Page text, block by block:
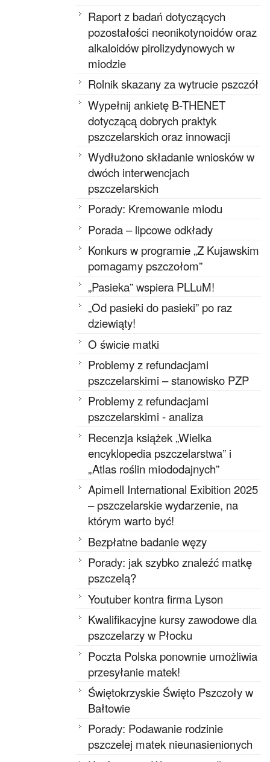
Raport z badań dotyczących
pozostałości neonikotynoidów oraz
alkaloidów pirolizydynowych w
miodzie
Rolnik skazany za wytrucie pszczół
Wypełnij ankietę B-THENET
dotyczącą dobrych praktyk
pszczelarskich oraz innowacji
Wydłużono składanie wniosków w
dwóch interwencjach
pszczelarskich
Porady: Kremowanie miodu
Porada – lipcowe odkłady
Konkurs w programie „Z Kujawskim
pomagamy pszczołom”
„Pasieka” wspiera PLLuM!
„Od pasieki do pasieki” po raz
dziewiąty!
O świcie matki
Problemy z refundacjami
pszczelarskimi – stanowisko PZP
Problemy z refundacjami
pszczelarskimi - analiza
Recenzja książek „Wielka
encyklopedia pszczelarstwa” i
„Atlas roślin miododajnych”
Apimell International Exibition 2025
– pszczelarskie wydarzenie, na
którym warto być!
Bezpłatne badanie węzy
Porady: jak szybko znaleźć matkę
pszczelą?
Youtuber kontra firma Lyson
Kwalifikacyjne kursy zawodowe dla
pszczelarzy w Płocku
Poczta Polska ponownie umożliwia
przesyłanie matek!
Świętokrzyskie Święto Pszczoły w
Bałtowie
Porady: Podawanie rodzinie
pszczelej matek nieunasienionych